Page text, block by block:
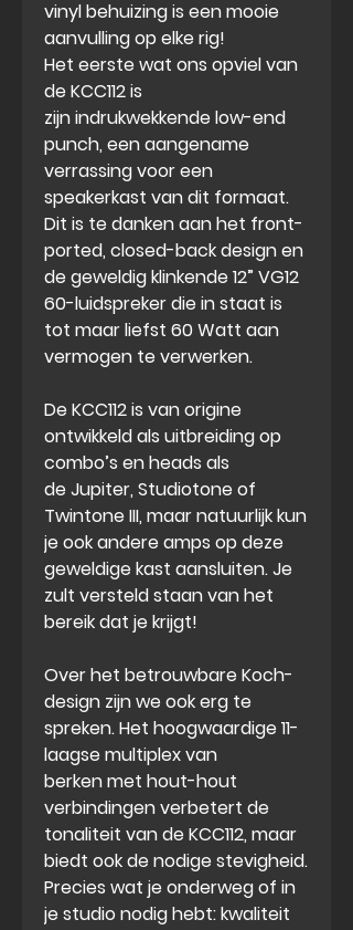
vinyl behuizing is een mooie
aanvulling op elke rig!
Het eerste wat ons opviel van
de KCC112 is
zijn indrukwekkende low-end
punch, een aangename
verrassing voor een
speakerkast van dit formaat.
Dit is te danken aan het front-
ported, closed-back design en
de geweldig klinkende 12” VG12
60-luidspreker die in staat is
tot maar liefst 60 Watt aan
vermogen te verwerken.
De KCC112 is van origine
ontwikkeld als uitbreiding op
combo’s en heads als
de Jupiter, Studiotone of
Twintone III, maar natuurlijk kun
je ook andere amps op deze
geweldige kast aansluiten. Je
zult versteld staan van het
bereik dat je krijgt!
Over het betrouwbare Koch-
design zijn we ook erg te
spreken. Het hoogwaardige 11-
laagse multiplex van
berken met hout-hout
verbindingen verbetert de
tonaliteit van de KCC112, maar
biedt ook de nodige stevigheid.
Precies wat je onderweg of in
je studio nodig hebt: kwaliteit